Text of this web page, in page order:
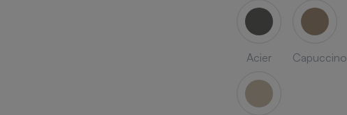
Acier Capuccino